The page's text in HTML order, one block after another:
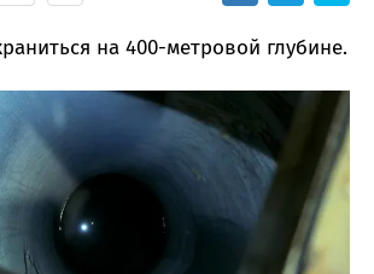
на 400-метровой глубине.